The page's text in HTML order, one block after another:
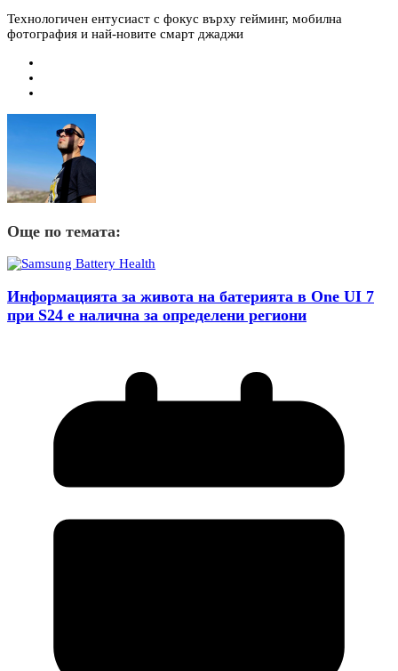
Технологичен ентусиаст с фокус върху гейминг, мобилна
фотография и най-новите смарт джаджи
Още по темата:
Информацията за живота на батерията в One UI 7
при S24 е налична за определени региони